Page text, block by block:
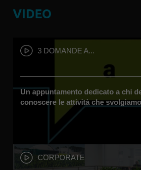
VIDEO
3 DOMANDE A...
Un appuntamento dedicato a chi
conoscere le attività che
CORPORATE